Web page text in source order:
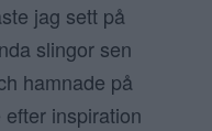
jag sett på
slingor sen
hamnade på
inspiration